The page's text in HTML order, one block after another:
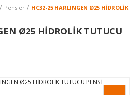
Pensler HC32-25 HARLINGEN Ø25 HİDROLİK
Ø25 HİDROLİK TUTUCU